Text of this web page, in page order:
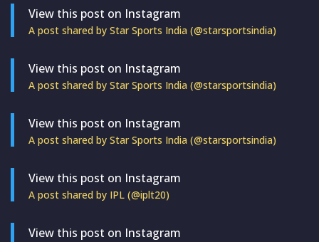
View this post on Instagram
A post shared by Star Sports India (@starsportsindia)
View this post on Instagram
A post shared by Star Sports India (@starsportsindia)
View this post on Instagram
A post shared by Star Sports India (@starsportsindia)
View this post on Instagram
A post shared by IPL (@iplt20)
View this post on Instagram